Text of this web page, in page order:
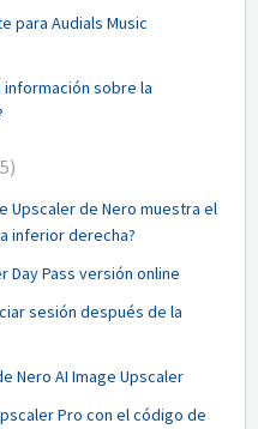
para Audials Music
información sobre la
5
Upscaler de Nero muestra el
inferior derecha?
Day Pass versión online
sesión después de la
Nero AI Image Upscaler
Pro con el código de